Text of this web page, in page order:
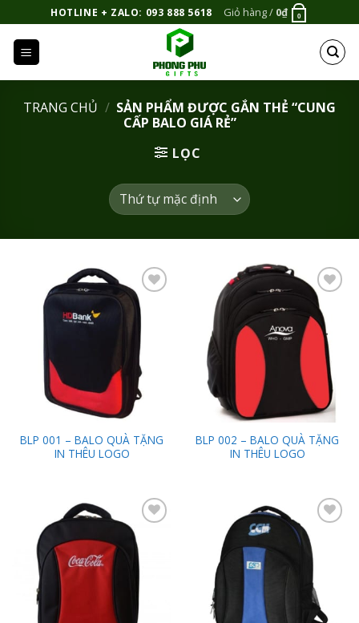
qua
dung
HOTLINE + ZALO: 093 888 5618 Giỏ hàng / 0₫ 0
TRANG CHỦ / SẢN PHẨM ĐƯỢC GẮN THẺ “CUNG
CẤP BALO GIÁ RẺ”
LỌC
Add to
Wishlist
BLP 001 – BALO QUÀ TẶNG
IN THÊU LOGO
Add to
Wishlist
BLP 002 – BALO QUÀ TẶNG
IN THÊU LOGO
Add to
Wishlist
Add to
Wishlist